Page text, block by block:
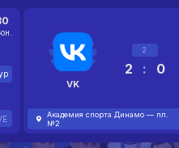
VK
2
2 : 0
Академия спорта Динамо — пл.
№2